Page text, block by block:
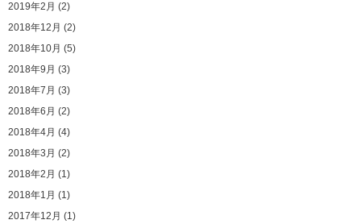
2019年2月 (2)
2018年12月 (2)
2018年10月 (5)
2018年9月 (3)
2018年7月 (3)
2018年6月 (2)
2018年4月 (4)
2018年3月 (2)
2018年2月 (1)
2018年1月 (1)
2017年12月 (1)